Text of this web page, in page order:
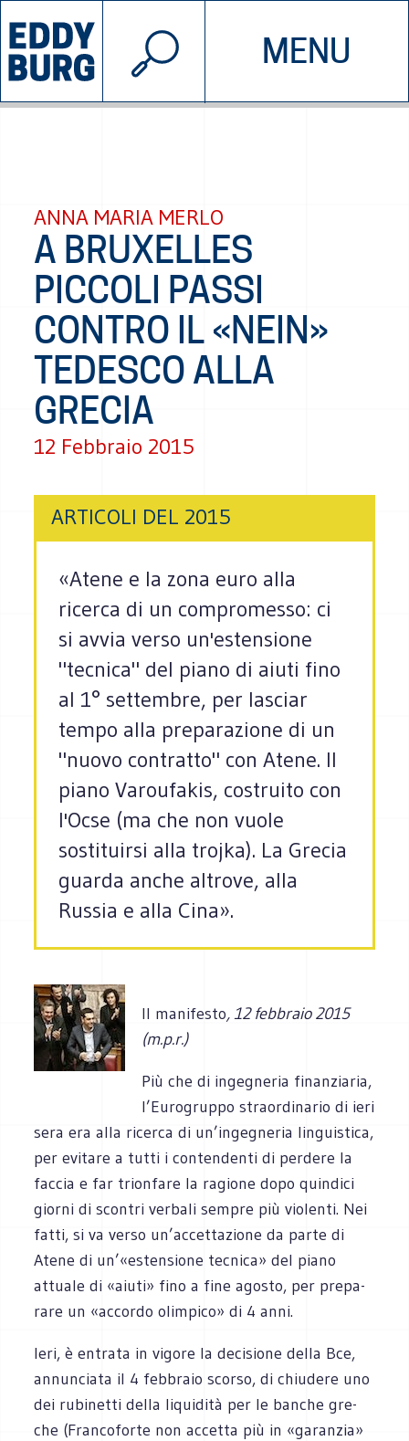
MENU
INIZIATIVE CHI SIAMO
© 2026 EDDYBURG
ANNA MARIA MERLO
A BRUXELLES
PICCOLI PASSI
CONTRO IL «NEIN»
TEDESCO ALLA
GRECIA
12 Febbraio 2015
ARTICOLI DEL 2015
«Atene e la zona euro alla
ricerca di un compromesso: ci
si avvia verso un'estensione
"tecnica" del piano di aiuti fino
al 1° settembre, per lasciar
tempo alla preparazione di un
"nuovo contratto" con Atene. Il
piano Varoufakis, costruito con
l'Ocse (ma che non vuole
sostituirsi alla trojka). La Grecia
guarda anche altrove, alla
Russia e alla Cina».
Il manifesto, 12 febbraio 2015
(m.p.r.)
Più che di inge­gne­ria finan­zia­ria,
l’Eurogruppo straor­di­na­rio di ieri
sera era alla ricerca di un’ingegneria lin­gui­stica,
per evi­tare a tutti i con­ten­denti di per­dere la
fac­cia e far trion­fare la ragione dopo quin­dici
giorni di scon­tri ver­bali sem­pre più vio­lenti. Nei
fatti, si va verso un’accettazione da parte di
Atene di un’«estensione tec­nica» del piano
attuale di «aiuti» fino a fine ago­sto, per pre­pa­
rare un «accordo olim­pico» di 4 anni.
Ieri, è entrata in vigore la deci­sione della Bce,
annun­ciata il 4 feb­braio scorso, di chiu­dere uno
dei rubi­netti della liqui­dità per le ban­che gre­
che (Fran­co­forte non accetta più in «garan­zia»